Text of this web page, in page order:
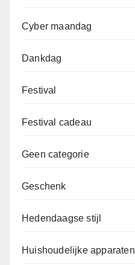
Cyber maandag
Dankdag
Festival
Festival cadeau
Geen categorie
Geschenk
Hedendaagse stijl
Huishoudelijke apparaten